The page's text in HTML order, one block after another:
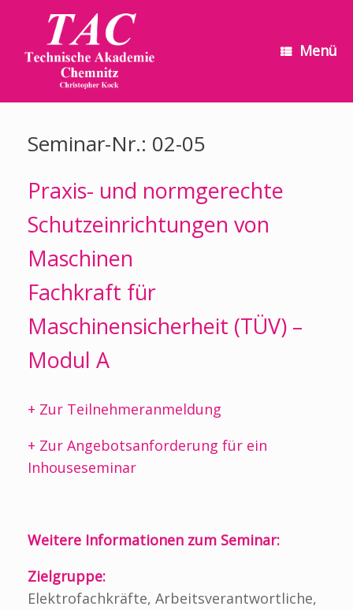
Menü
Seminar-Nr.: 02-05
Praxis- und normgerechte
Schutzeinrichtungen von
Maschinen
Fachkraft für
Maschinensicherheit (TÜV) –
Modul A
+ Zur Teilnehmeranmeldung
+ Zur Angebotsanforderung für ein
Inhouseseminar
Weitere Informationen zum Seminar:
Zielgruppe:
Elektrofachkräfte, Arbeitsverantwortliche,